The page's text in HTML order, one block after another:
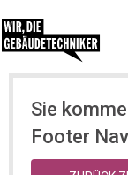
Sie
Footer